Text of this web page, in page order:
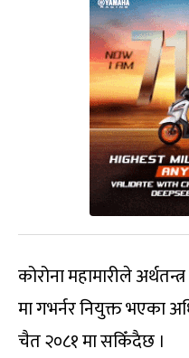
कोरोना महामारीले
मा गभर्नर नियुक्त भएका
चैत २०८१ मा सकिँदैछ ।